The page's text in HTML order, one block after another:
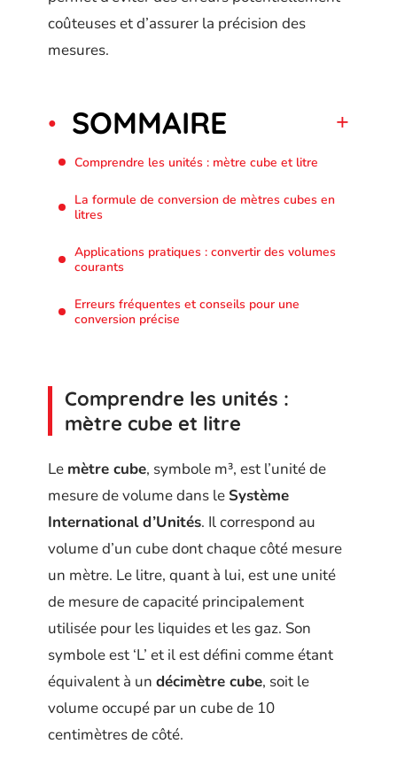
coûteuses et d’assurer la précision des
mesures.
SOMMAIRE
Comprendre les unités : mètre cube et litre
La formule de conversion de mètres cubes en
litres
Applications pratiques : convertir des volumes
courants
Erreurs fréquentes et conseils pour une
conversion précise
Comprendre les unités :
mètre cube et litre
Le mètre cube, symbole m³, est l’unité de
mesure de volume dans le Système
International d’Unités. Il correspond au
volume d’un cube dont chaque côté mesure
un mètre. Le litre, quant à lui, est une unité
de mesure de capacité principalement
utilisée pour les liquides et les gaz. Son
symbole est ‘L’ et il est défini comme étant
équivalent à un décimètre cube, soit le
volume occupé par un cube de 10
centimètres de côté.